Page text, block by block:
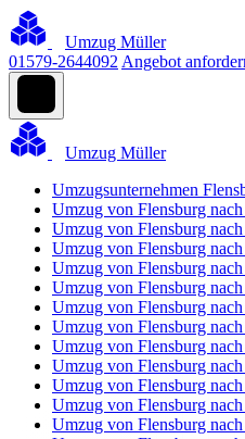
Umzug Müller
01579-2644092 Angebot
Umzug Müller
Umzugsunternehmen
Umzug von Flensburg
Umzug von Flensburg
Umzug von Flensburg
Umzug von Flensburg
Umzug von Flensburg
Umzug von Flensburg
Umzug von Flensburg
Umzug von Flensburg
Umzug von Flensburg
Umzug von Flensburg nach
Umzug von Flensburg
Umzug von Flensburg